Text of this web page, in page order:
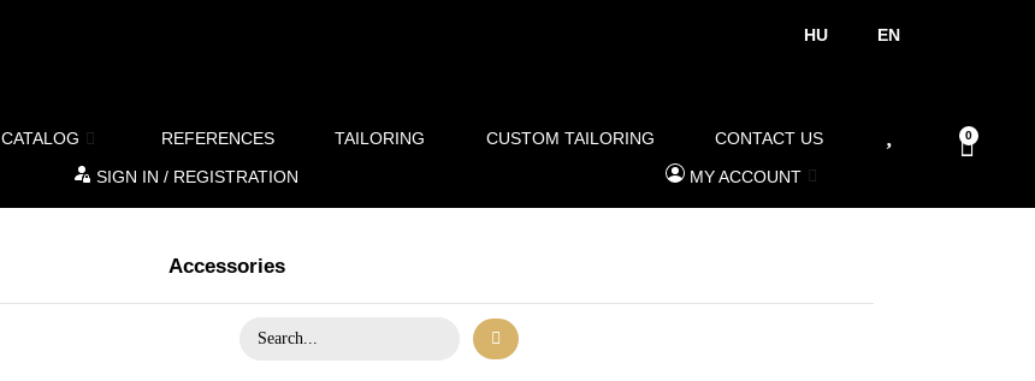
HU EN
CATALOG REFERENCES TAILORING CUSTOM TAILORING
CONTACT US
SIGN IN / REGISTRATION MY ACCOUNT
0
Accessories